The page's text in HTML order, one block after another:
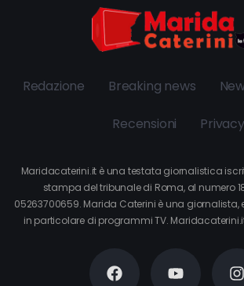
Redazione Breaking news
Recensioni Privacy
Maridacaterini.it è una testata giornalistica
stampa del tribunale di Roma, al numero
05263700659. Marida Caterini è una giornalista,
in particolare di programmi TV. Maridacaterini.it